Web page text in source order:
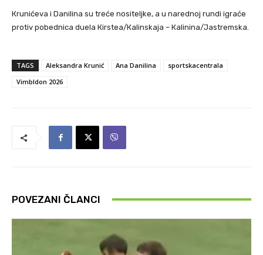
Кrunićeva i Danilina su treće nositeljke, a u narednoj rundi igraće
protiv pobednica duela Кirstea/Кalinskaja – Кalinina/Jastremska.
TAGS Aleksandra Krunić Ana Danilina
sportskacentrala
Vimbldon 2026
POVEZANI ČLANCI